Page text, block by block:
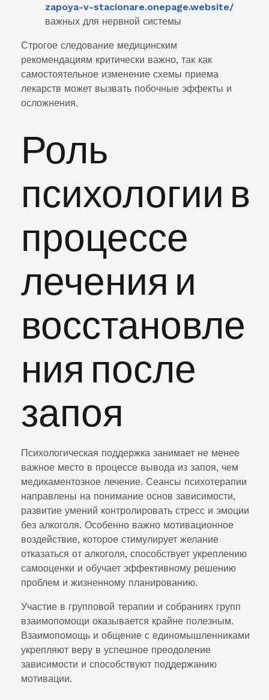
zapoya-v-stacionare.onepage.website/
важных для нервной системы
Строгое следование медицинским
рекомендациям критически важно, так как
самостоятельное изменение схемы приема
лекарств может вызвать побочные эффекты и
осложнения.
Роль
психологии в
процессе
лечения и
восстановле
ния после
запоя
Психологическая поддержка занимает не менее
важное место в процессе вывода из запоя, чем
медикаментозное лечение. Сеансы психотерапии
направлены на понимание основ зависимости,
развитие умений контролировать стресс и эмоции
без алкоголя. Особенно важно мотивационное
воздействие, которое стимулирует желание
отказаться от алкоголя, способствует укреплению
самооценки и обучает эффективному решению
проблем и жизненному планированию.
Участие в групповой терапии и собраниях групп
взаимопомощи оказывается крайне полезным.
Взаимопомощь и общение с единомышленниками
укрепляют веру в успешное преодоление
зависимости и способствуют поддержанию
мотивации.